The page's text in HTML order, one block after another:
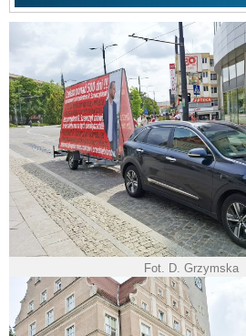
Fot. D. Grzymska